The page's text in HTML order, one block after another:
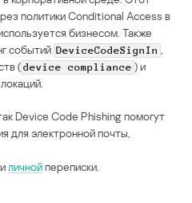
политики Conditional Access в
бизнесом. Также
событий DeviceCodeSignIn
( device compliance ) и
Device Code Phishing помогут
для электронной почты,
и личнойпереписки.